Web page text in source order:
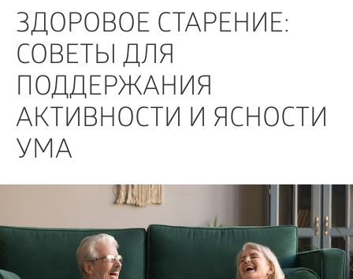
ЗДОРОВОЕ СТАРЕНИЕ:
СОВЕТЫ ДЛЯ
ПОДДЕРЖАНИЯ
АКТИВНОСТИ И ЯСНОСТИ
УМА
ПСИХОЛОГИЯ
ДЕТИ
КАК?